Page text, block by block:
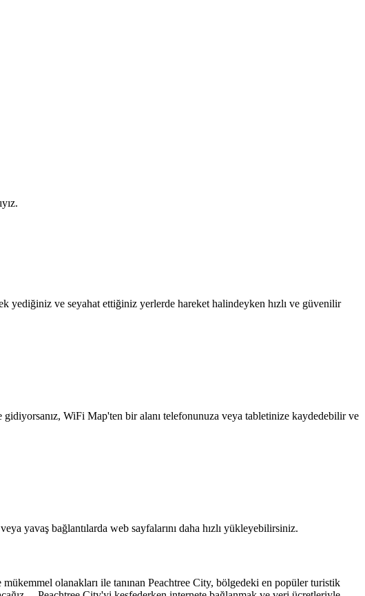
yediğiniz ve seyahat ettiğiniz yerlerde hareket halindeyken hızlı ve güvenilir
WiFi Map'ten bir alanı telefonunuza veya tabletinize kaydedebilir ve
yavaş bağlantılarda web sayfalarını daha hızlı yükleyebilirsiniz.
olanakları ile tanınan Peachtree City, bölgedeki en popüler turistik